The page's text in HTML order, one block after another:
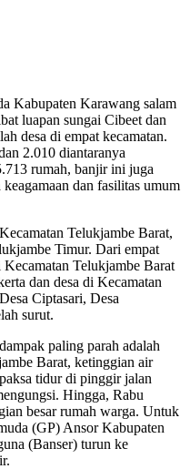
Kabupaten Karawang salam
luapan sungai Cibeet dan
desa di empat kecamatan.
2.010 diantaranya
rumah, banjir ini juga
dan fasilitas umum
Telukjambe Barat,
Timur. Dari empat
Kecamatan Telukjambe Barat
dan desa di Kecamatan
Ciptasari, Desa
surut.
paling parah adalah
Barat, ketinggian air
tidur di pinggir jalan
Hingga, Rabu
besar rumah warga. Untuk
(GP) Ansor Kabupaten
(Banser) turun ke